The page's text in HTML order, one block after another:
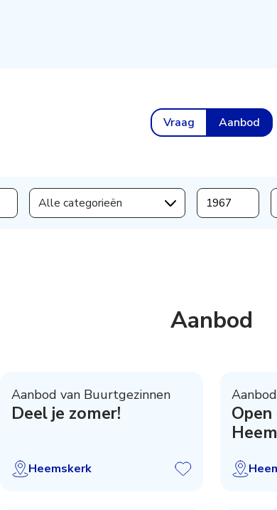
Vraag Aanbod
Alle categorieën
Aanbod
Aanbod van Buurtgezinnen
Deel je zomer!
Heemskerk